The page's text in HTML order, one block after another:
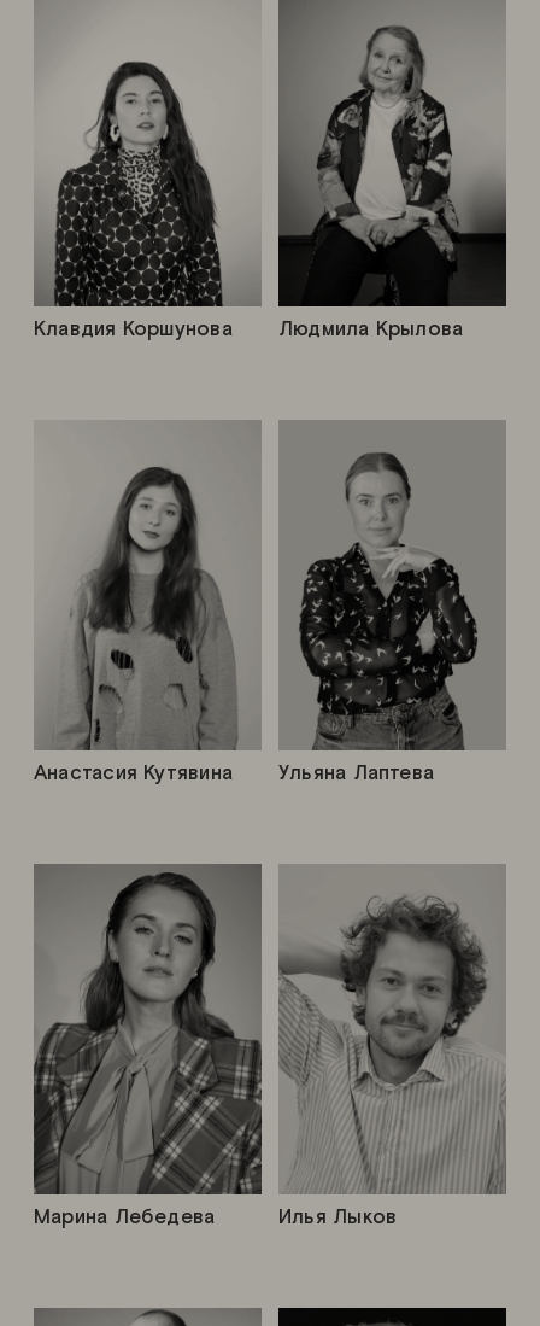
Людмила Крылова
Илья Лыков
Клавдия Коршунова
Марина Лебедева
Ульяна Лаптева
Анастасия Кутявина